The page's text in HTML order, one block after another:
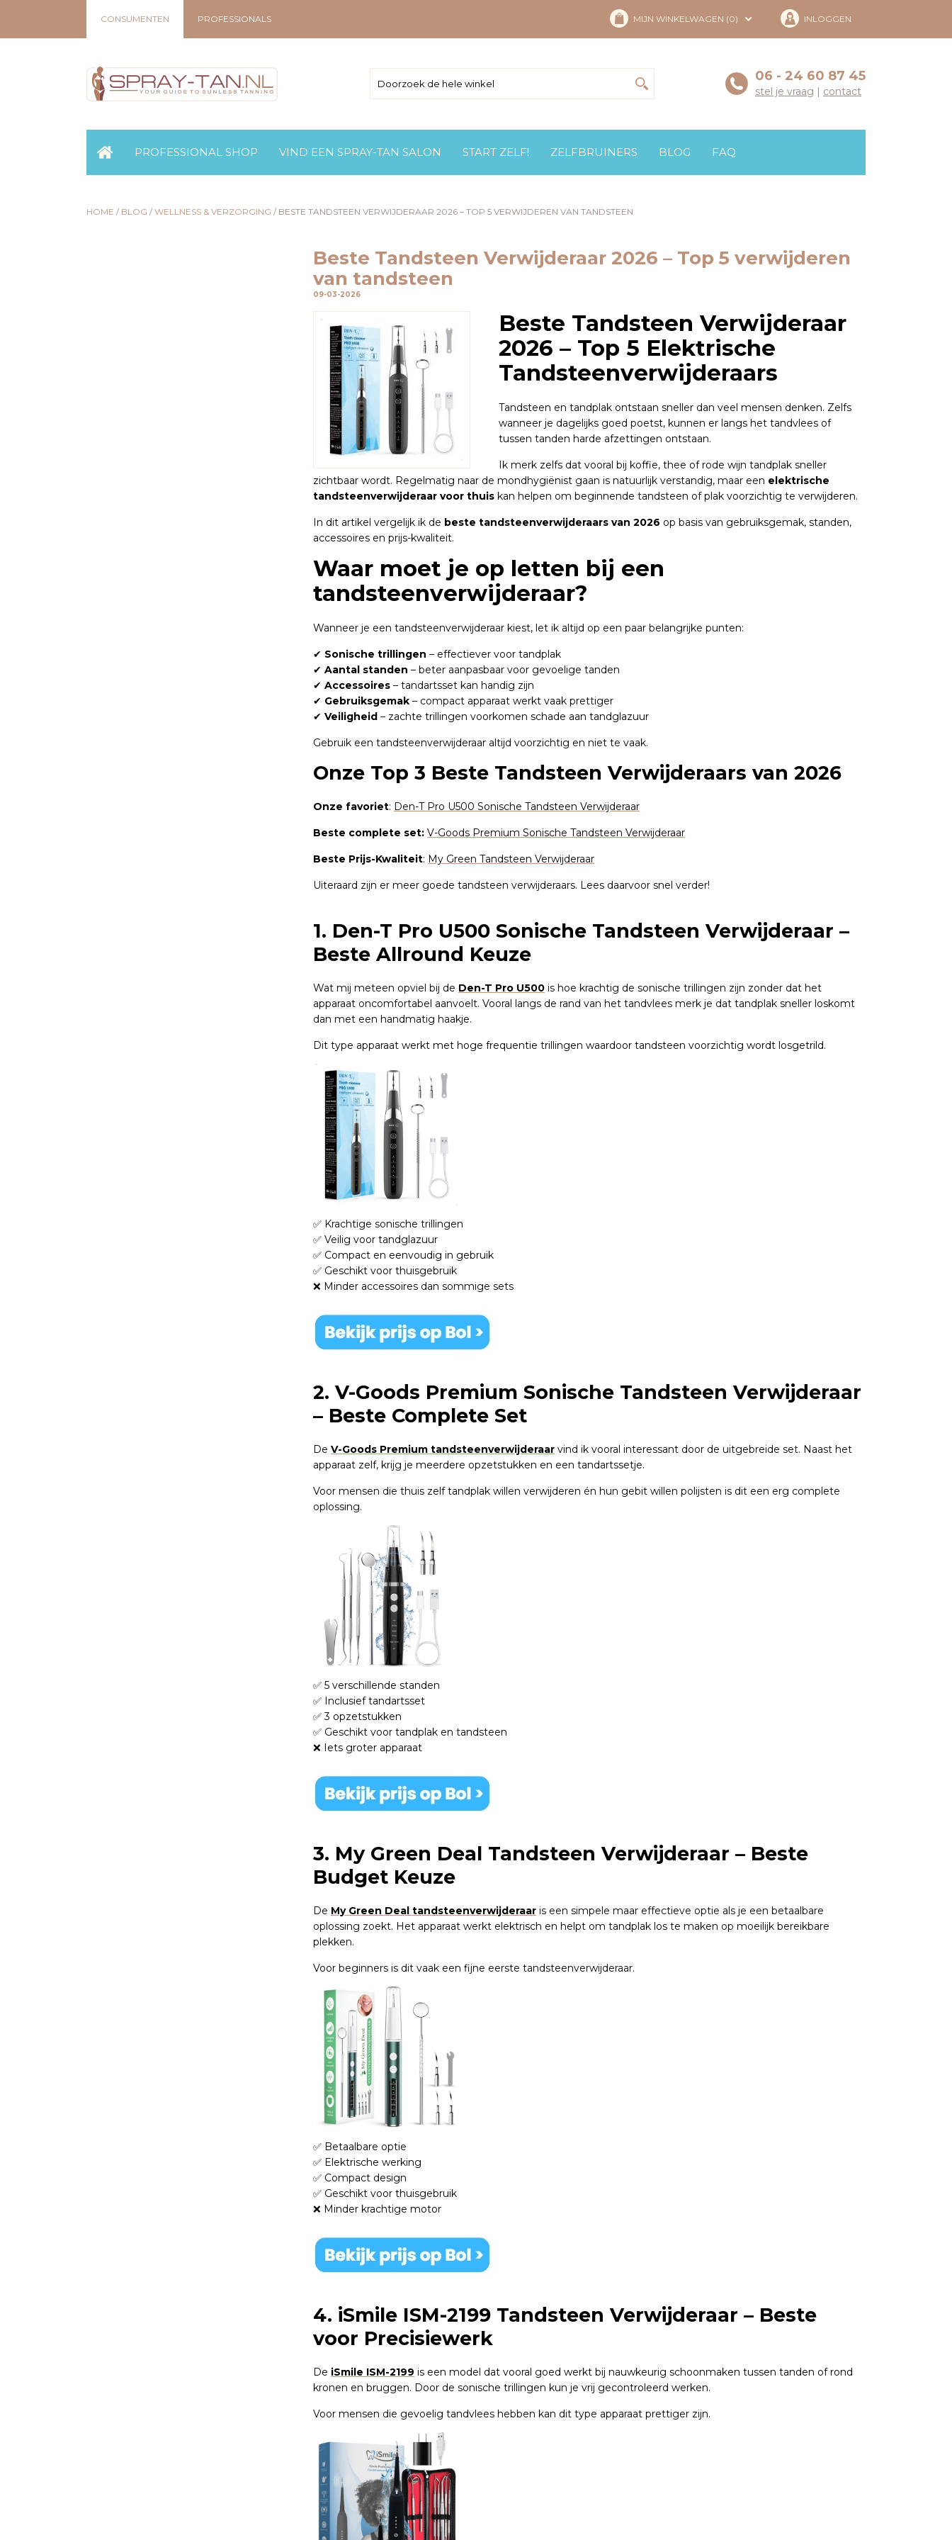
CONSUMENTEN PROFESSIONALS MIJN WINKELWAGEN (0) INLOGGEN
06 - 24 60 87 45
stel je vraag | contact
PROFESSIONAL SHOP VIND EEN SPRAY-TAN SALON START ZELF! ZELFBRUINERS BLOG FAQ
HOME / BLOG / WELLNESS & VERZORGING / BESTE TANDSTEEN VERWIJDERAAR 2026 – TOP 5 VERWIJDEREN VAN TANDSTEEN
Beste Tandsteen Verwijderaar 2026 – Top 5 verwijderen
van tandsteen
09-03-2026
Beste Tandsteen Verwijderaar
2026 – Top 5 Elektrische
Tandsteenverwijderaars
Tandsteen en tandplak ontstaan sneller dan veel mensen denken. Zelfs
wanneer je dagelijks goed poetst, kunnen er langs het tandvlees of
tussen tanden harde afzettingen ontstaan.
Ik merk zelfs dat vooral bij koffie, thee of rode wijn tandplak sneller
zichtbaar wordt. Regelmatig naar de mondhygiënist gaan is natuurlijk verstandig, maar een elektrische
tandsteenverwijderaar voor thuis kan helpen om beginnende tandsteen of plak voorzichtig te verwijderen.
In dit artikel vergelijk ik de beste tandsteenverwijderaars van 2026 op basis van gebruiksgemak, standen,
accessoires en prijs-kwaliteit.
Waar moet je op letten bij een
tandsteenverwijderaar?
Wanneer je een tandsteenverwijderaar kiest, let ik altijd op een paar belangrijke punten:
✔ Sonische trillingen – effectiever voor tandplak
✔ Aantal standen – beter aanpasbaar voor gevoelige tanden
✔ Accessoires – tandartsset kan handig zijn
✔ Gebruiksgemak – compact apparaat werkt vaak prettiger
✔ Veiligheid – zachte trillingen voorkomen schade aan tandglazuur
Gebruik een tandsteenverwijderaar altijd voorzichtig en niet te vaak.
Onze Top 3 Beste Tandsteen Verwijderaars van 2026
Onze favoriet: Den-T Pro U500 Sonische Tandsteen Verwijderaar
Beste complete set: V-Goods Premium Sonische Tandsteen Verwijderaar
Beste Prijs-Kwaliteit: My Green Tandsteen Verwijderaar
Uiteraard zijn er meer goede tandsteen verwijderaars. Lees daarvoor snel verder!
1. Den-T Pro U500 Sonische Tandsteen Verwijderaar –
Beste Allround Keuze
Wat mij meteen opviel bij de Den-T Pro U500 is hoe krachtig de sonische trillingen zijn zonder dat het
apparaat oncomfortabel aanvoelt. Vooral langs de rand van het tandvlees merk je dat tandplak sneller loskomt
dan met een handmatig haakje.
Dit type apparaat werkt met hoge frequentie trillingen waardoor tandsteen voorzichtig wordt losgetrild.
✅ Krachtige sonische trillingen
✅ Veilig voor tandglazuur
✅ Compact en eenvoudig in gebruik
✅ Geschikt voor thuisgebruik
❌ Minder accessoires dan sommige sets
2. V-Goods Premium Sonische Tandsteen Verwijderaar
– Beste Complete Set
De V-Goods Premium tandsteenverwijderaar vind ik vooral interessant door de uitgebreide set. Naast het
apparaat zelf, krijg je meerdere opzetstukken en een tandartssetje.
Voor mensen die thuis zelf tandplak willen verwijderen én hun gebit willen polijsten is dit een erg complete
oplossing.
✅ 5 verschillende standen
✅ Inclusief tandartsset
✅ 3 opzetstukken
✅ Geschikt voor tandplak en tandsteen
❌ Iets groter apparaat
3. My Green Deal Tandsteen Verwijderaar – Beste
Budget Keuze
De My Green Deal tandsteenverwijderaar is een simpele maar effectieve optie als je een betaalbare
oplossing zoekt. Het apparaat werkt elektrisch en helpt om tandplak los te maken op moeilijk bereikbare
plekken.
Voor beginners is dit vaak een fijne eerste tandsteenverwijderaar.
✅ Betaalbare optie
✅ Elektrische werking
✅ Compact design
✅ Geschikt voor thuisgebruik
❌ Minder krachtige motor
4. iSmile ISM-2199 Tandsteen Verwijderaar – Beste
voor Precisiewerk
De iSmile ISM-2199 is een model dat vooral goed werkt bij nauwkeurig schoonmaken tussen tanden of rond
kronen en bruggen. Door de sonische trillingen kun je vrij gecontroleerd werken.
Voor mensen die gevoelig tandvlees hebben kan dit type apparaat prettiger zijn.